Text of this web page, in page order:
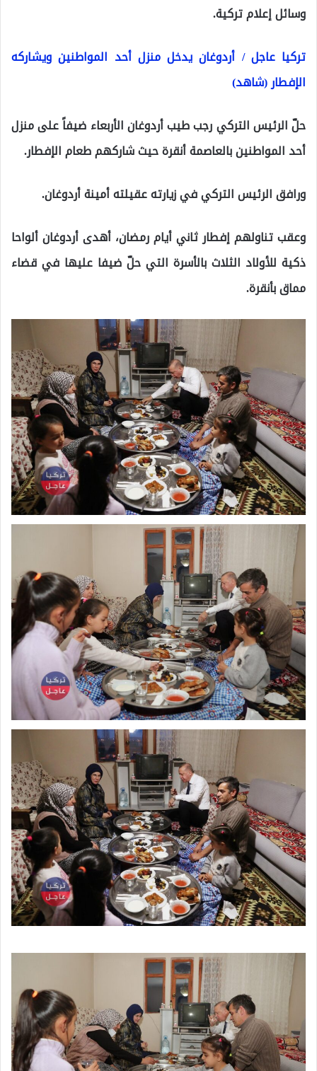
وسائل إعلام تركية.
تركيا عاجل / أردوغان يدخل منزل أحد المواطنين ويشاركه
الإفطار (شاهد)
حلّ الرئيس التركي رجب طيب أردوغان الأربعاء ضيفاً على منزل
أحد المواطنين بالعاصمة أنقرة حيث شاركهم طعام الإفطار.
ورافق الرئيس التركي في زيارته عقيلته أمينة أردوغان.
وعقب تناولهم إفطار ثاني أيام رمضان، أهدى أردوغان ألواحا
ذكية للأولاد الثلاث بالأسرة التي حلّ ضيفا عليها في قضاء
مماق بأنقرة.